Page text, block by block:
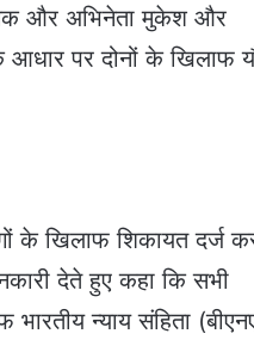
और अभिनेता मुकेश और
पर दोनों के खिलाफ
के खिलाफ शिकायत दर्ज
देते हुए कहा कि सभी
न्याय संहिता